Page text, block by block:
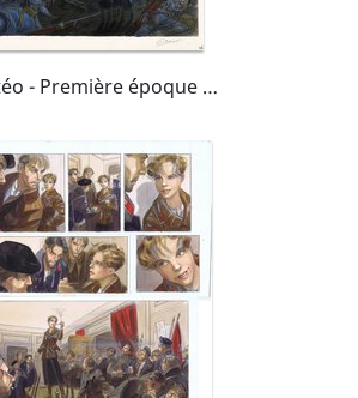
Mattéo - Première époque (1914-1915)